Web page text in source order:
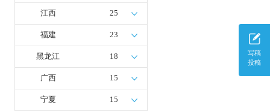
写稿
投稿
江西 25
福建 23
黑龙江 18
广西 15
宁夏 15